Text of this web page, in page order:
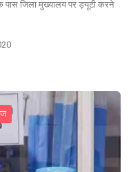
पास जिला मुख्यालय पर ड्यूटी करने